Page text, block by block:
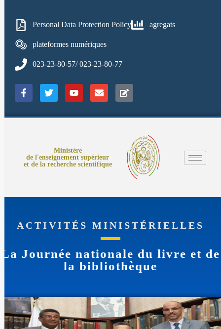
Personal Data Protection Policy agregats
plateformes numériques
023-23-80-57/ 023-23-80-77
Ministère
de l'enseignement supérieur
et de la recherche scientifique
ACTIVITÉS MINISTÉRIELLES
La Journée nationale du livre et de
la bibliothèque